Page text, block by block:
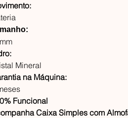
Mineral
na Máquina:
Funcional
Caixa Simples com